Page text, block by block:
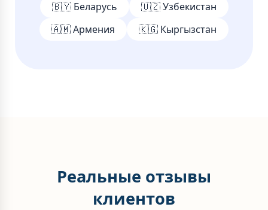
🇧🇾 Беларусь
🇺🇿 Узбекистан
🇦🇲 Армения
🇰🇬 Кыргызстан
Реальные отзывы
клиентов